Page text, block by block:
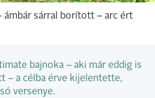
ámbár sárral borított – arc ért
bajnoka – aki már eddig is
– a célba érve kijelentette,
versenye.